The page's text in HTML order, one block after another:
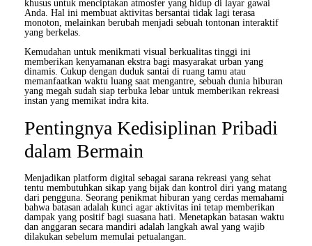
khusus untuk menciptakan atmosfer yang hidup di layar gawai
Anda. Hal ini membuat aktivitas bersantai tidak lagi terasa
monoton, melainkan berubah menjadi sebuah tontonan interaktif
yang berkelas.
Kemudahan untuk menikmati visual berkualitas tinggi ini
memberikan kenyamanan ekstra bagi masyarakat urban yang
dinamis. Cukup dengan duduk santai di ruang tamu atau
memanfaatkan waktu luang saat mengantre, sebuah dunia hiburan
yang megah sudah siap terbuka lebar untuk memberikan rekreasi
instan yang memikat indra kita.
Pentingnya Kedisiplinan Pribadi
dalam Bermain
Menjadikan platform digital sebagai sarana rekreasi yang sehat
tentu membutuhkan sikap yang bijak dan kontrol diri yang matang
dari pengguna. Seorang penikmat hiburan yang cerdas memahami
bahwa batasan adalah kunci agar aktivitas ini tetap memberikan
dampak yang positif bagi suasana hati. Menetapkan batasan waktu
dan anggaran secara mandiri adalah langkah awal yang wajib
dilakukan sebelum memulai petualangan.